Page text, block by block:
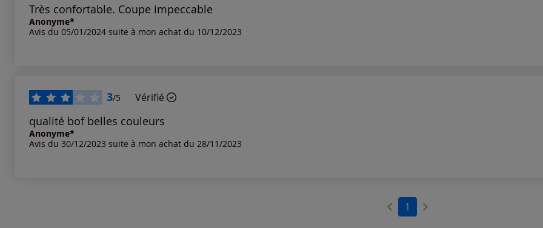
Les plus anciens
Très confortable. Coupe impeccable
Anonyme*
Avis du 05/01/2024 suite à mon achat du 10/12/2023
3/5 Vérifié
qualité bof belles couleurs
Anonyme*
Avis du 30/12/2023 suite à mon achat du 28/11/2023
1